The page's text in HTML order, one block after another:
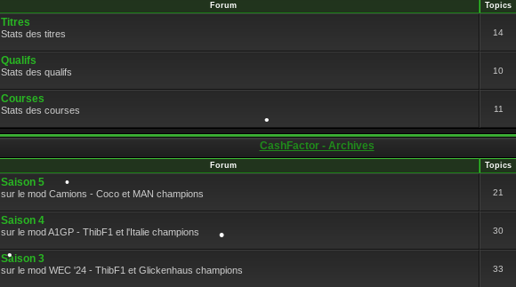
Forum Topics
Titres
Stats des titres 14
Qualifs
Stats des qualifs 10
Courses
Stats des courses 11
CashFactor - Archives
Forum Topics
Saison 5
sur le mod Camions - Coco et MAN champions 21
Saison 4
sur le mod A1GP - ThibF1 et l'Italie champions 30
Saison 3
sur le mod WEC '24 - ThibF1 et Glickenhaus champions 33
•
•